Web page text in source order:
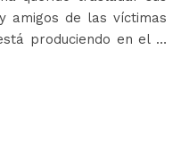
amigos de las víctimas
produciendo en el …